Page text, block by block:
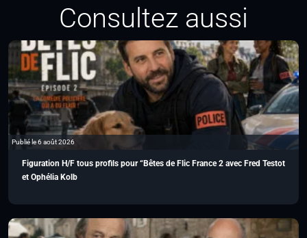
Consultez aussi
Publié le 6 août 2026
Figuration H/F tous profils pour “Bêtes de Flic France 2 avec Fred Testot
et Ophélia Kolb